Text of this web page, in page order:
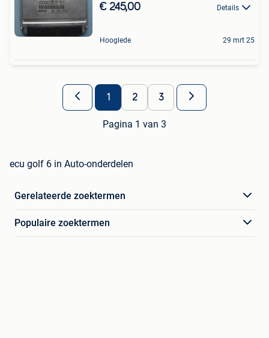
€ 245,00 Details
Hooglede 29 mrt 25
1 2 3
Pagina 1 van 3
ecu golf 6 in Auto-onderdelen
Gerelateerde zoektermen
Populaire zoektermen